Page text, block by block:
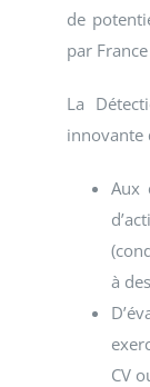
de
par
La
innovante
Aux
à
CV